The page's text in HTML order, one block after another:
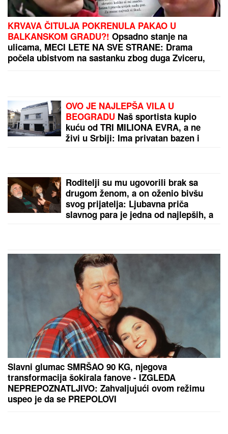
kontaktu sa njegovim ćerkama, a
jedan detalj svi komentarišu
(FOTO) NAKON RAZVODA POTPUNO POSVEĆEN
NASLEDNICIMiodrag Dragičević objavio fotografiju
ćerke, Vasilija je mamina slika i prilika